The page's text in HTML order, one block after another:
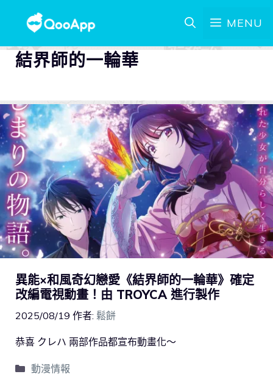
MENU
結界師的一輪華
異能×和風奇幻戀愛《結界師的一輪華》確定
改編電視動畫！由 TROYCA 進行製作
2025/08/19 作者: 鬆餅
恭喜 クレハ 兩部作品都宣布動畫化～
動漫情報